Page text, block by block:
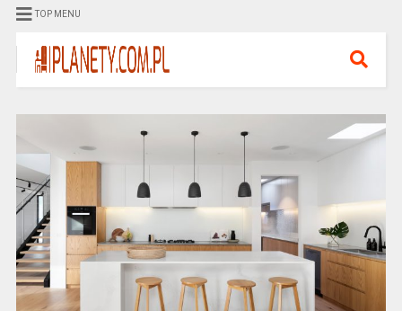
TOP MENU